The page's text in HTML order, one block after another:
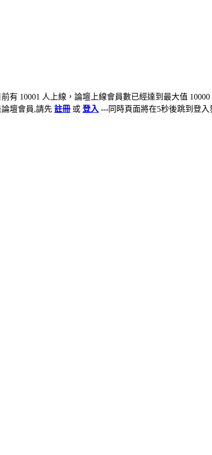
有 10001 人上線，論壇上線會員數已經達到最大值
壇會員,請先 註冊 或 登入 ---同時頁面將在5秒後跳到登入